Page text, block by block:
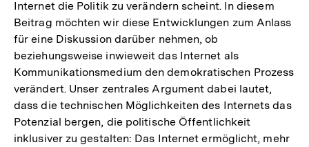
Internet die Politik zu verändern scheint. In diesem
Beitrag möchten wir diese Entwicklungen zum Anlass
für eine Diskussion darüber nehmen, ob
beziehungsweise inwieweit das Internet als
Kommunikationsmedium den demokratischen Prozess
verändert. Unser zentrales Argument dabei lautet,
dass die technischen Möglichkeiten des Internets das
Potenzial bergen, die politische Öffentlichkeit
inklusiver zu gestalten: Das Internet ermöglicht, mehr